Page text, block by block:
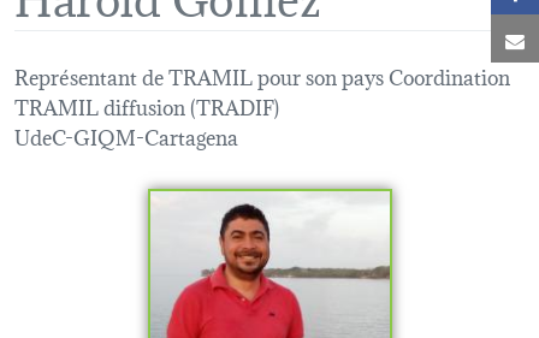
Représentant de TRAMIL pour son pays Coordination
TRAMIL diffusion (TRADIF)
UdeC-GIQM-Cartagena